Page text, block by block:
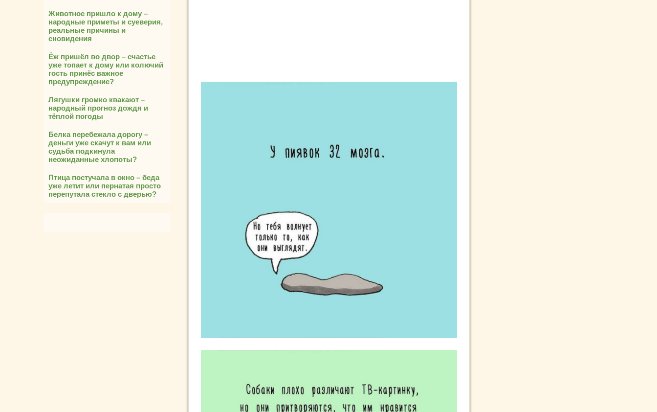
Животное пришло к дому –
народные приметы и суеверия,
реальные причины и
сновидения
Ёж пришёл во двор – счастье
уже топает к дому или колючий
гость принёс важное
предупреждение?
Лягушки громко квакают –
народный прогноз дождя и
тёплой погоды
Белка перебежала дорогу –
деньги уже скачут к вам или
судьба подкинула
неожиданные хлопоты?
Птица постучала в окно – беда
уже летит или пернатая просто
перепутала стекло с дверью?